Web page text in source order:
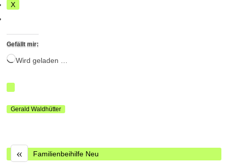
X
Gefällt mir:
Wird geladen …
Gerald Waldhütter
« Familienbeihilfe Neu